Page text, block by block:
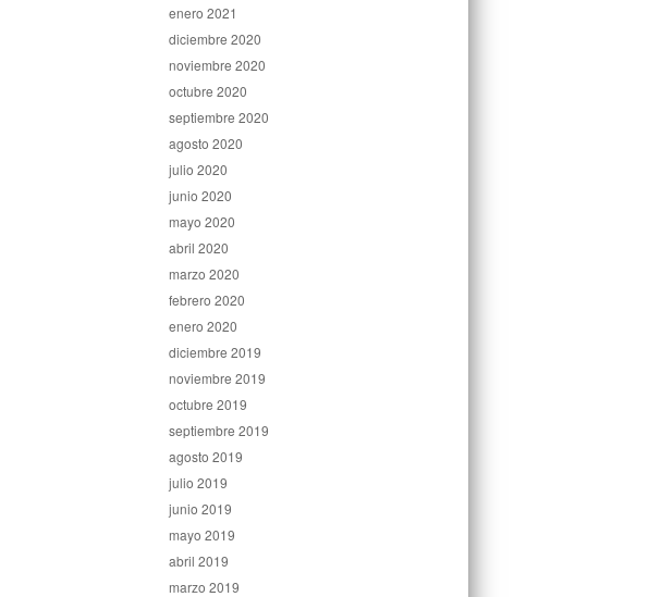
enero 2021
diciembre 2020
noviembre 2020
octubre 2020
septiembre 2020
agosto 2020
julio 2020
junio 2020
mayo 2020
abril 2020
marzo 2020
febrero 2020
enero 2020
diciembre 2019
noviembre 2019
octubre 2019
septiembre 2019
agosto 2019
julio 2019
junio 2019
mayo 2019
abril 2019
marzo 2019